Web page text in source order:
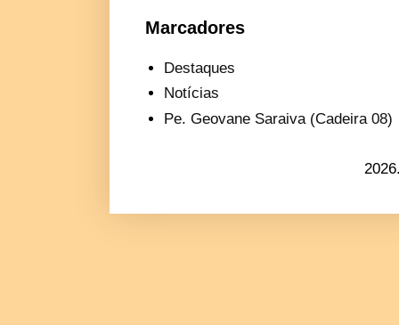
Marcadores
Destaques
Notícias
Pe. Geovane Saraiva (Cadeira 08)